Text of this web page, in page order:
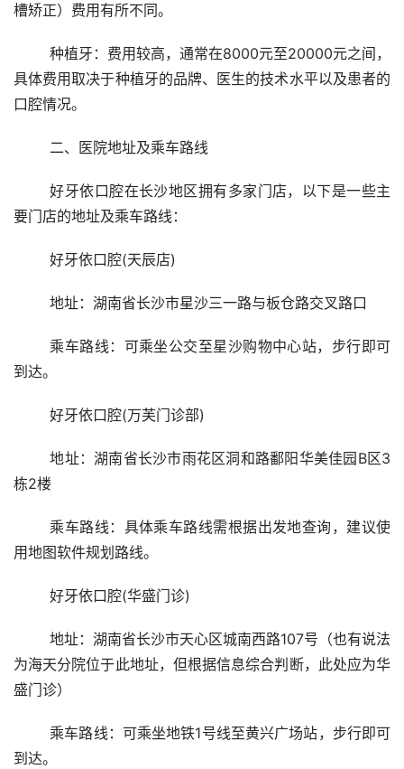
槽矫正）费用有所不同。
具体费用取决于种植牙的品牌、医生的技术水平以及患者的
口腔情况。
	二、医院地址及乘车路线
	好牙依口腔在长沙地区拥有多家门店，以下是一些主
要门店的地址及乘车路线：
	好牙依口腔(天辰店)
	地址：湖南省长沙市星沙三一路与板仓路交叉路口
到达。
	好牙依口腔(万芙门诊部)
	地址：湖南省长沙市雨花区洞和路鄱阳华美佳园B区3
栋2楼
用地图软件规划路线。
	好牙依口腔(华盛门诊)
为海天分院位于此地址，但根据信息综合判断，此处应为华
盛门诊）
到达。